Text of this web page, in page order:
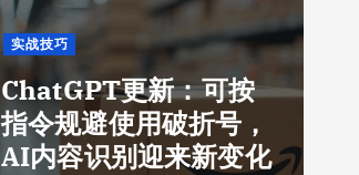
实战技巧
ChatGPT更新：可按
指令规避使用破折号，
AI内容识别迎来新变化